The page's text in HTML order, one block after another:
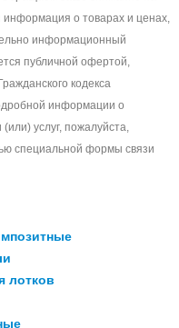
информация о товарах и ценах,
информационный
публичной офертой,
кодекса
информации о
услуг, пожалуйста,
специальной формы связи
лотков